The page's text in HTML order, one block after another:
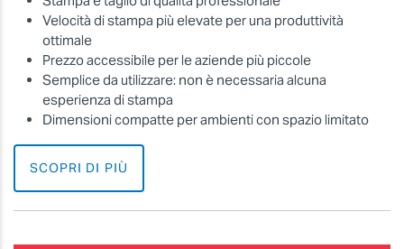
Velocità di stampa più elevate per una produttività
ottimale
Prezzo accessibile per le aziende più piccole
Semplice da utilizzare: non è necessaria alcuna
esperienza di stampa
Dimensioni compatte per ambienti con spazio limitato
SCOPRI DI PIÙ